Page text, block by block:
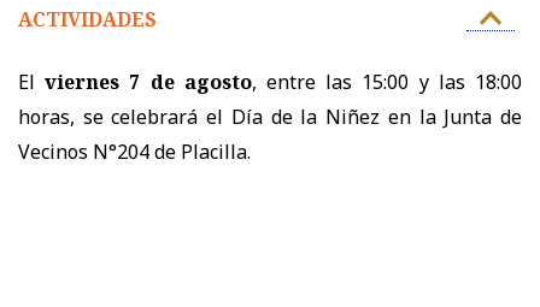
ACTIVIDADES
El viernes 7 de agosto, entre las 15:00 y las 18:00
horas, se celebrará el Día de la Niñez en la Junta de
Vecinos N°204 de Placilla.